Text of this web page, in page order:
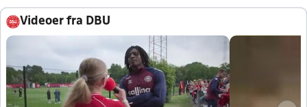
Videoer fra DBU